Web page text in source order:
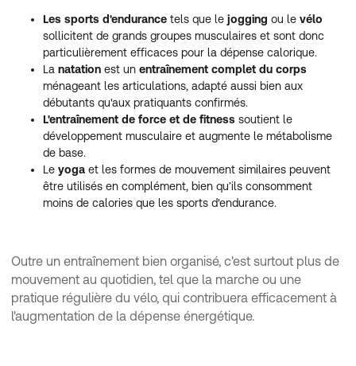
Les sports d'endurance tels que le jogging ou le vélo
sollicitent de grands groupes musculaires et sont donc
particulièrement efficaces pour la dépense calorique.
La natation est un entraînement complet du corps
ménageant les articulations, adapté aussi bien aux
débutants qu'aux pratiquants confirmés.
L'entraînement de force et de fitness soutient le
développement musculaire et augmente le métabolisme
de base.
Le yoga et les formes de mouvement similaires peuvent
être utilisés en complément, bien qu’ils consomment
moins de calories que les sports d'endurance.
Outre un entraînement bien organisé, c'est surtout plus de
mouvement au quotidien, tel que la marche ou une
pratique régulière du vélo, qui contribuera efficacement à
l'augmentation de la dépense énergétique.